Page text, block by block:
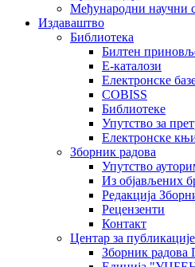
Међународни научни
Издаваштво
Библиотека
Билтен
Е-каталози
Електронске
COBISS
Библиотеке
Упутство за
Електронске
Зборник радова
Упутство
Из објављених
Редакција
Рецензенти
Контакт
Центар за публикације
Зборник радова